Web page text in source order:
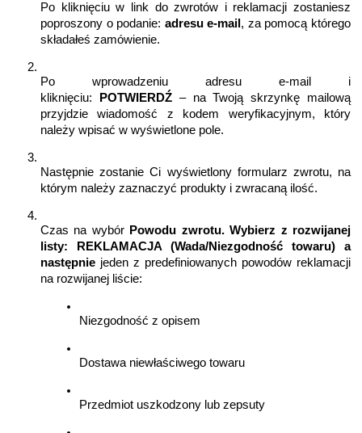
Po kliknięciu w link do zwrotów i reklamacji zostaniesz
poproszony o podanie: adresu e-mail , za pomocą którego
składałeś zamówienie.
Po wprowadzeniu adresu e-mail i
kliknięciu:
POTWIERDŹ – na Twoją skrzynkę mailową
przyjdzie wiadomość z kodem weryfikacyjnym, który
należy wpisać w wyświetlone pole.
Następnie zostanie Ci wyświetlony formularz zwrotu, na
którym należy zaznaczyć produkty i zwracaną ilość.
Czas na wybór Powodu zwrotu. Wybierz z rozwijanej
listy: REKLAMACJA (Wada/Niezgodność towaru) a
następnie jeden z predefiniowanych powodów reklamacji
na rozwijanej liście:
Niezgodność z opisem
Dostawa niewłaściwego towaru
Przedmiot uszkodzony lub zepsuty